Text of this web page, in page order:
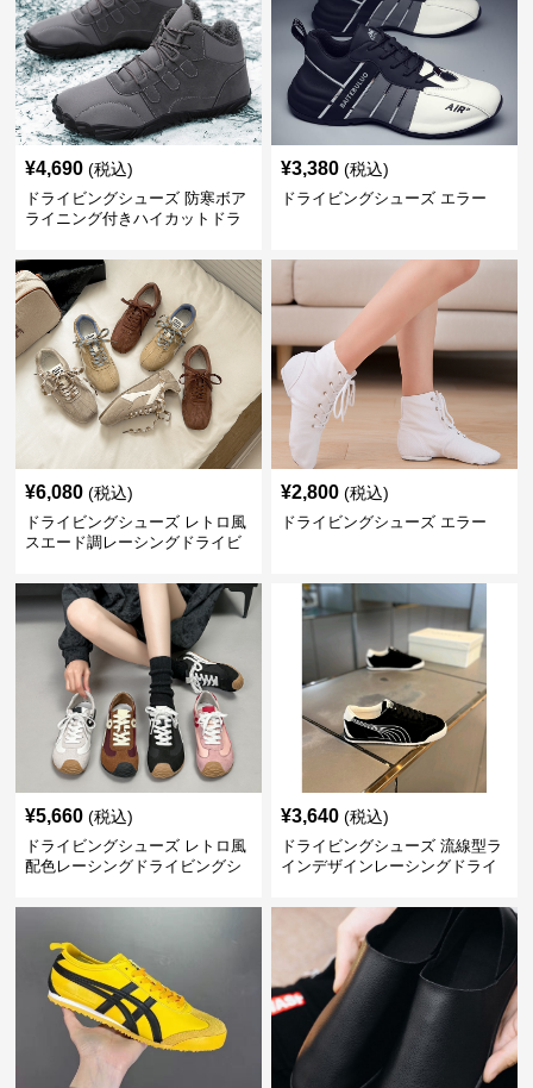
¥4,690 (税込)
ドライビングシューズ 防寒ボア
ライニング付きハイカットドラ
¥3,380 (税込)
ドライビングシューズ エラー
¥6,080 (税込)
ドライビングシューズ レトロ風
スエード調レーシングドライビ
¥2,800 (税込)
ドライビングシューズ エラー
¥5,660 (税込)
ドライビングシューズ レトロ風
配色レーシングドライビングシ
¥3,640 (税込)
ドライビングシューズ 流線型ラ
インデザインレーシングドライ